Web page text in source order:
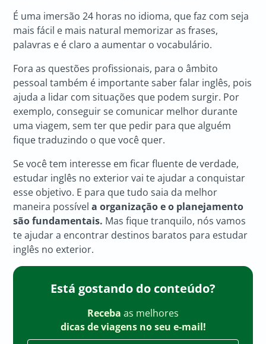
É uma imersão 24 horas no idioma, que faz com seja
mais fácil e mais natural memorizar as frases,
palavras e é claro a aumentar o vocabulário.
Fora as questões profissionais, para o âmbito
pessoal também é importante saber falar inglês, pois
ajuda a lidar com situações que podem surgir. Por
exemplo, conseguir se comunicar melhor durante
uma viagem, sem ter que pedir para que alguém
fique traduzindo o que você quer.
Se você tem interesse em ficar fluente de verdade,
estudar inglês no exterior vai te ajudar a conquistar
esse objetivo. E para que tudo saia da melhor
maneira possívela organização e o planejamento
são fundamentais. Mas fique tranquilo, nós vamos
te ajudar a encontrar destinos baratos para estudar
inglês no exterior.
Está gostando do conteúdo?
Receba as melhores
dicas de viagens no seu e-mail!